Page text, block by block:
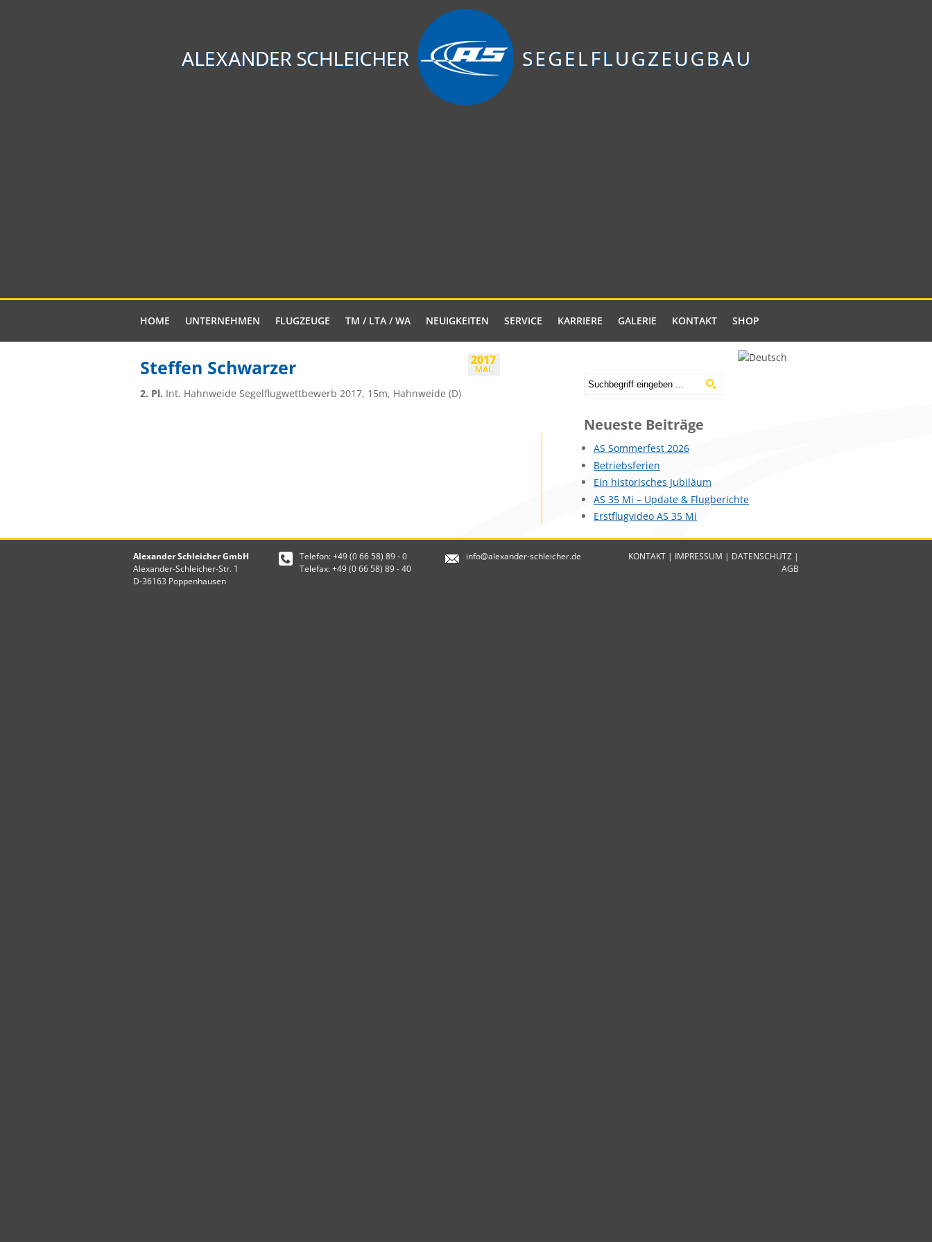
HOME UNTERNEHMEN FLUGZEUGE TM / LTA / WA NEUIGKEITEN SERVICE KARRIERE GALERIE KONTAKT SHOP
2017
MAI.
Steffen Schwarzer
2. Pl. Int. Hahnweide Segelflugwettbewerb 2017, 15m, Hahnweide (D)
Neueste Beiträge
AS Sommerfest 2026
Betriebsferien
Ein historisches Jubiläum
AS 35 Mi – Update & Flugberichte
Erstflugvideo AS 35 Mi
Alexander Schleicher GmbH
Alexander-Schleicher-Str. 1
D-36163 Poppenhausen
Telefon: +49 (0 66 58) 89 - 0
Telefax: +49 (0 66 58) 89 - 40
info@alexander-schleicher.de KONTAKT | IMPRESSUM | DATENSCHUTZ |
AGB